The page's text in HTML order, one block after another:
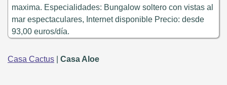
maxima. Especialidades: Bungalow soltero con vistas al
mar espectaculares, Internet disponible Precio: desde
93,00 euros/día.
Casa Cactus Casa Aloe